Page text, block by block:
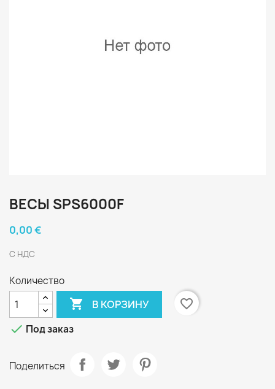
ВЕСЫ SPS6000F
0,00 €
С НДС
Количество
 В КОРЗИНУ
favorite_border
 Под заказ
Поделиться